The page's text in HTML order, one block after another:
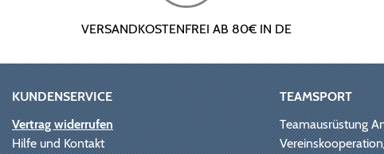
VERSANDKOSTENFREI AB 80€ IN DE
KUNDENSERVICE
Vertrag widerrufen
Hilfe und Kontakt
TEAMSPORT
Teamausrüstung